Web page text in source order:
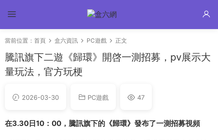
當前位置： 首頁 盒六資訊 PC遊戲 正文
騰訊旗下二遊《歸環》開啓一測招募，pv展示大
量玩法，官方玩梗
2026-03-30 PC遊戲 47
在3.30日10：00，騰訊旗下的《歸環》發布了一測招募視頻